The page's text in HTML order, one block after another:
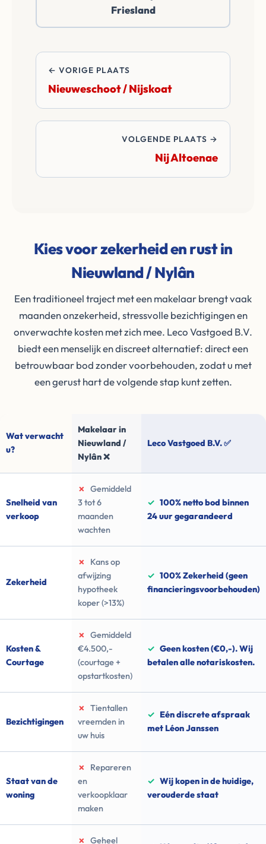
overdrachtskosten
en notariskosten van
Friesland
← VORIGE PLAATS
Nieuweschoot / Nijskoat
VOLGENDE PLAATS →
Nij Altoenae
Kies voor zekerheid en rust in
Nieuwland / Nylân
Een traditioneel traject met een makelaar brengt vaak
maanden onzekerheid, stressvolle bezichtigingen en
onverwachte kosten met zich mee. Leco Vastgoed B.V.
biedt een menselijk en discreet alternatief: direct een
betrouwbaar bod zonder voorbehouden, zodat u met
een gerust hart de volgende stap kunt zetten.
Wat verwacht
u?
Makelaar in
Nieuwland /
Nylân ❌
Leco Vastgoed B.V. ✅
Snelheid van
verkoop
✗
Gemiddeld
3 tot 6
maanden
wachten
✓ 100% netto bod binnen
24 uur gegarandeerd
Zekerheid
✗
Kans op
afwijzing
hypotheek
koper (>13%)
✓ 100% Zekerheid (geen
financieringsvoorbehouden)
Kosten &
Courtage
✗
Gemiddeld
€4.500,-
(courtage +
opstartkosten)
✓ Geen kosten (€0,-). Wij
betalen alle notariskosten.
Bezichtigingen
✗
Tientallen
vreemden in
uw huis
✓ Eén discrete afspraak
met Léon Janssen
Staat van de
woning
✗
Repareren
en
verkoopklaar
maken
✓ Wij kopen in de huidige,
verouderde staat
✗
Geheel